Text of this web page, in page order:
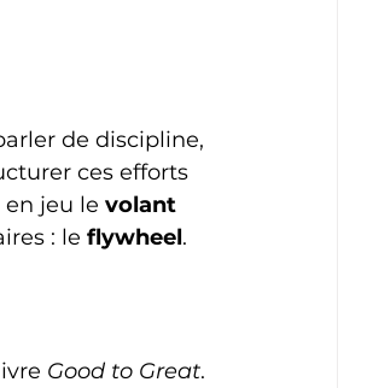
de discipline,
ces efforts
en jeu le volant
: le flywheel.
Good to Great.